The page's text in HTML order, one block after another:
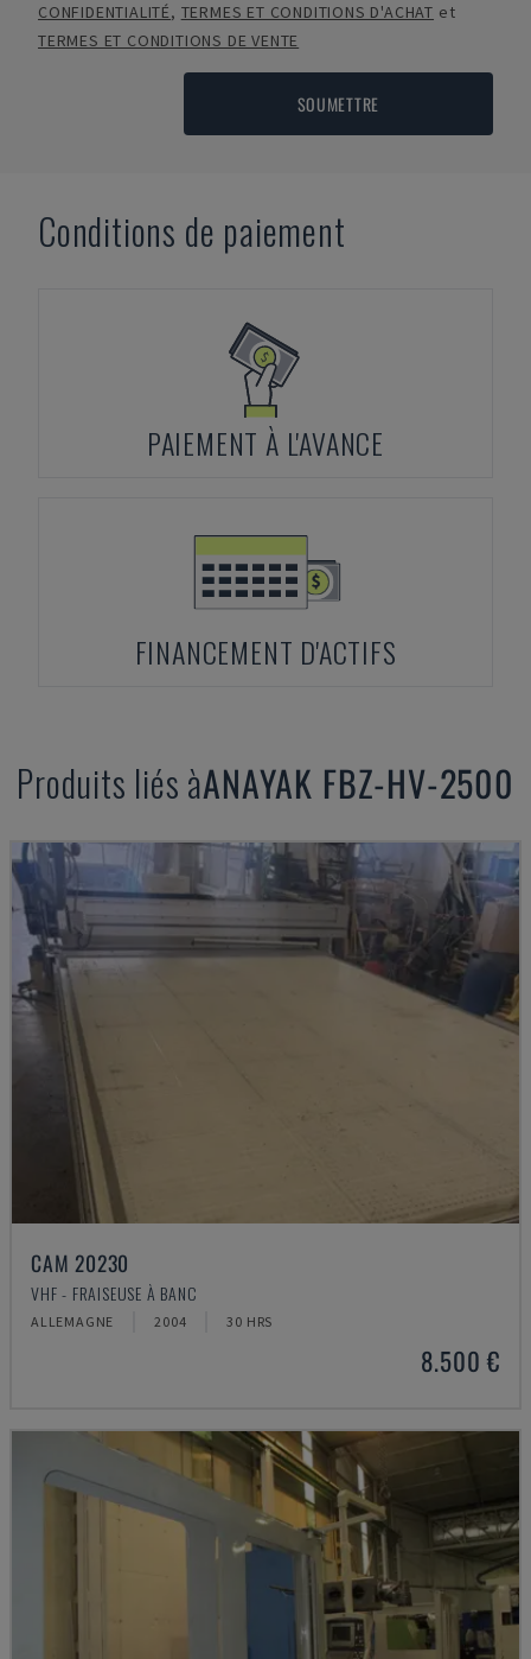
CONFIDENTIALITÉ, TERMES ET CONDITIONS D'ACHAT et
TERMES ET CONDITIONS DE VENTE
SOUMETTRE
Conditions de paiement
PAIEMENT À L'AVANCE
FINANCEMENT D'ACTIFS
Produits liés àANAYAK FBZ-HV-2500
CAM 20230
VHF - FRAISEUSE À BANC
ALLEMAGNE 2004 30 HRS
8.500 €